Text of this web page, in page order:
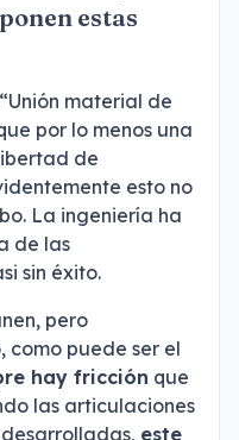
estas
material de
por lo menos una
de
esto no
La ingeniería ha
de las
sin éxito.
pero
como puede ser el
hay fricción que
las articulaciones
este